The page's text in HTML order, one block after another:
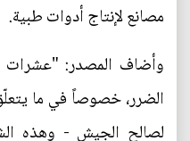
مصانع لإنتاج أدوات طبية.
وأضاف المصدر: "عشرات
لصالح الجيش - وهذه